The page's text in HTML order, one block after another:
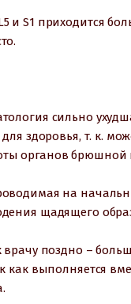
и S1 приходится
сильно
здоровья, т. к.
органов брюшной
на
щадящего
врачу поздно –
как выполняется